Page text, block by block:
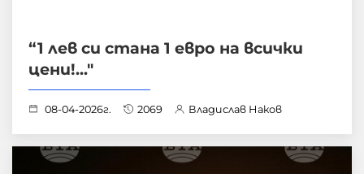
“1 лев си стана 1 евро на всички
цени!..."
08-04-2026г. 2069 Владислав Наков